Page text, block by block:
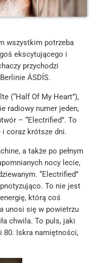
wszystkim potrzeba
ekscytującego i
przychodzi
ÁSDÍS.
(“Half Of My Heart”),
radiowy numer jeden,
– “Electrified”. To
i coraz krótsze dni.
a także po pełnym
nocy lecie,
“Electrified”
To nie jest
którą coś
unosi się w powietrzu
chwila. To puls, jaki
80. Iskra namiętności,